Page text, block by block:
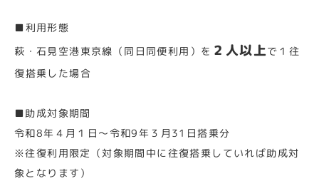
■利用形態
萩・石見空港東京線（同日同便利用）を ２人以上で１往
復搭乗した場合
■助成対象期間
令和8年４月１日～令和9年３月31日搭乗分
※往復利用限定（対象期間中に往復搭乗していれば助成対
象となります）